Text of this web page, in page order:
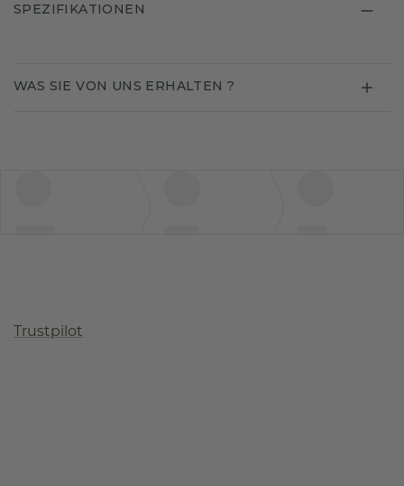
SPEZIFIKATIONEN
WAS SIE VON UNS ERHALTEN ?
Trustpilot